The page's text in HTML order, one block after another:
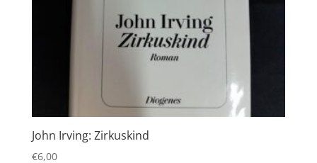
John Irving: Zirkuskind
€6,00